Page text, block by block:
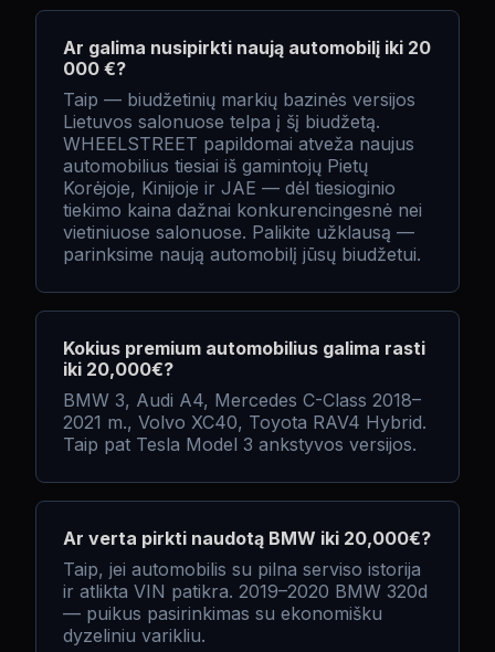
Ar galima nusipirkti naują automobilį iki 20
000 €?
Taip — biudžetinių markių bazinės versijos
Lietuvos salonuose telpa į šį biudžetą.
WHEELSTREET papildomai atveža naujus
automobilius tiesiai iš gamintojų Pietų
Korėjoje, Kinijoje ir JAE — dėl tiesioginio
tiekimo kaina dažnai konkurencingesnė nei
vietiniuose salonuose. Palikite užklausą —
parinksime naują automobilį jūsų biudžetui.
Kokius premium automobilius galima rasti
iki 20,000€?
BMW 3, Audi A4, Mercedes C-Class 2018–
2021 m., Volvo XC40, Toyota RAV4 Hybrid.
Taip pat Tesla Model 3 ankstyvos versijos.
Ar verta pirkti naudotą BMW iki 20,000€?
Taip, jei automobilis su pilna serviso istorija
ir atlikta VIN patikra. 2019–2020 BMW 320d
— puikus pasirinkimas su ekonomišku
dyzeliniu varikliu.